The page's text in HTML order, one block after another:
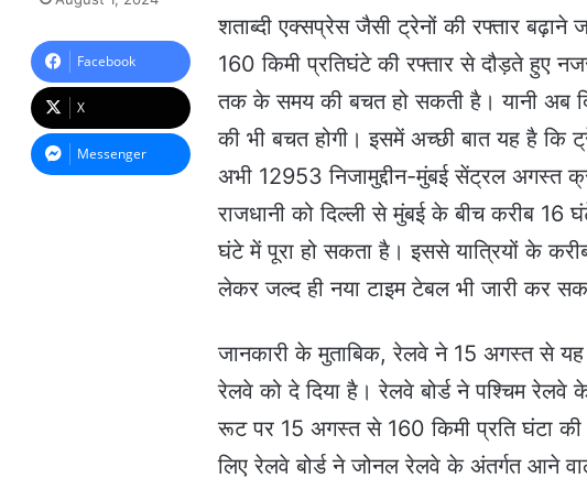
शताब्दी एक्सप्रेस जैसी ट्रेनों की रफ्तार
160 किमी प्रतिघंटे की रफ्तार से दौड़ते हुए
तक के समय की बचत हो सकती है। यानी अब
की भी बचत होगी। इसमें अच्छी बात यह है कि
अभी 12953 निजामुद्दीन-मुंबई सेंट्रल अगस्त
राजधानी को दिल्ली से मुंबई के बीच करीब
घंटे में पूरा हो सकता है। इससे यात्रियों के
लेकर जल्द ही नया टाइम टेबल भी जारी कर
जानकारी के मुताबिक, रेलवे ने 15 अगस्त से यह
रेलवे को दे दिया है। रेलवे बोर्ड ने पश्चिम
रूट पर 15 अगस्त से 160 किमी प्रति घंटा
लिए रेलवे बोर्ड ने जोनल रेलवे के अंतर्गत आने
a
n
e
m
a
i
Facebook
X
Messenger